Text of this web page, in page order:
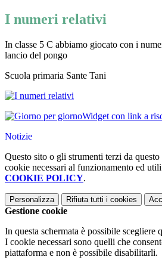
I numeri relativi
In classe 5 C abbiamo giocato con i
lancio del pongo
Scuola primaria Sante Tani
Widget con link a
Notizie
Questo sito o gli strumenti terzi da
cookie necessari al funzionamento ed
COOKIE POLICY.
Personalizza Rifiuta tutti i cookies
Gestione cookie
In questa schermata è possibile scegliere
I cookie necessari sono quelli che
piattaforma e non è possibile disabilitarli.